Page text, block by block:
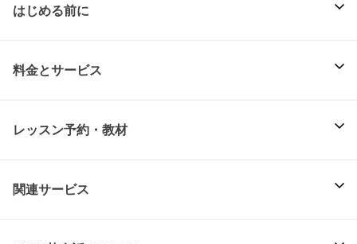
はじめる前に
料金とサービス
レッスン予約・教材
関連サービス